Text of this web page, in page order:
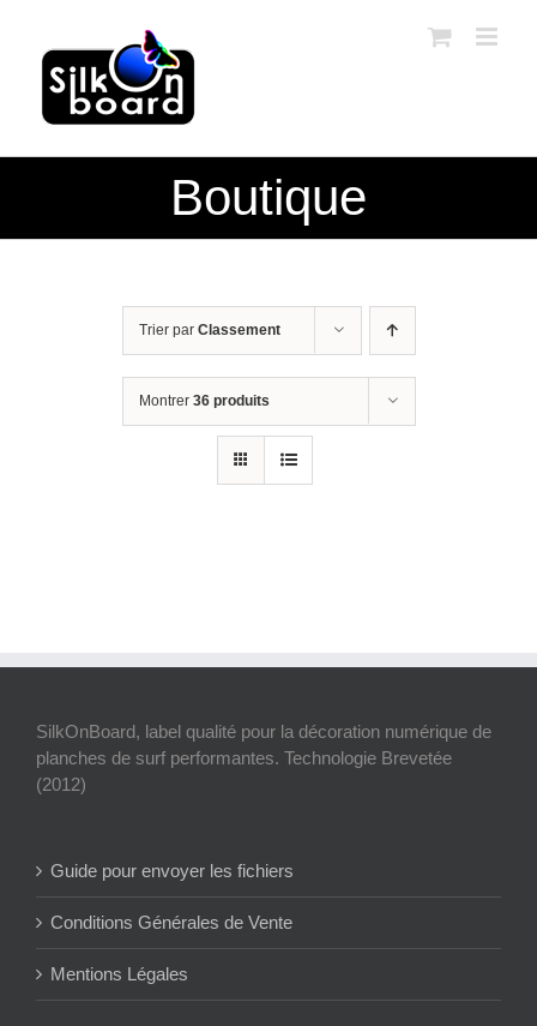
contenu
Boutique
Trier par Classement
Montrer 36 produits
SilkOnBoard, label qualité pour la décoration numérique de
planches de surf performantes. Technologie Brevetée
(2012)
Guide pour envoyer les fichiers
Conditions Générales de Vente
Mentions Légales